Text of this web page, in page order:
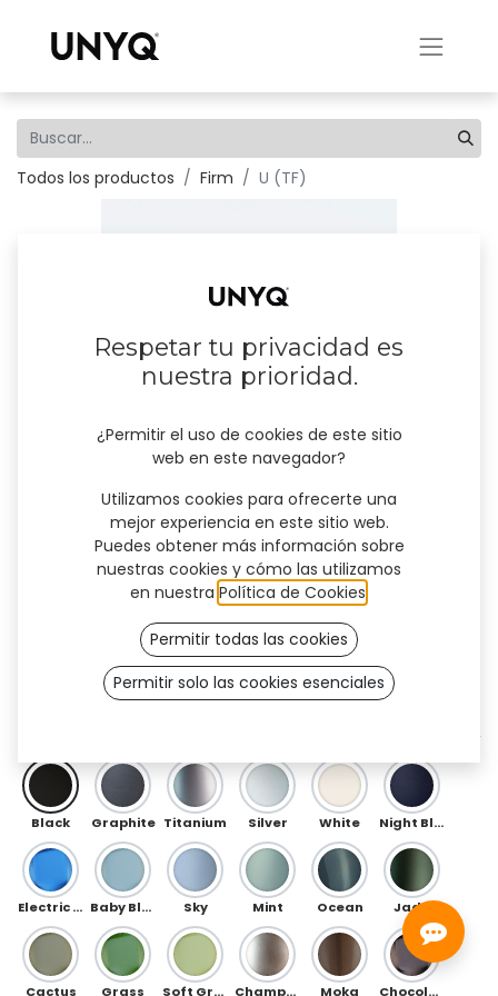
Todos los productos Firm U (TF)
Black Graphite Titanium Silver White Night Blue
Electric Blue Baby Blue Sky Mint Ocean Jade
Cactus Grass Soft Green Champagne Moka Chocolate
Respetar tu privacidad es
nuestra prioridad.
¿Permitir el uso de cookies de este sitio
web en este navegador?
Utilizamos cookies para ofrecerte una
mejor experiencia en este sitio web.
Puedes obtener más información sobre
nuestras cookies y cómo las utilizamos
en nuestra Política de Cookies
Permitir todas las cookies
Permitir solo las cookies esenciales